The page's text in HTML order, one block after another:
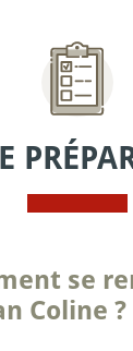
se
Coline ?